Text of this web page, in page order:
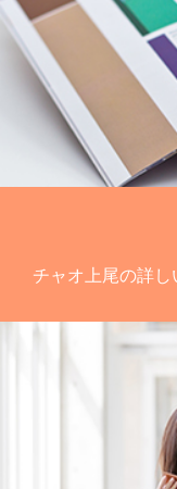
チャオ上尾の詳し